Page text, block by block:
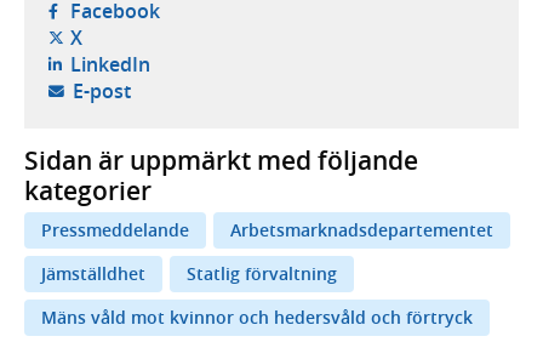
Facebook- öppnas i ny flik, extern webbplats,
X- öppnas i ny flik, extern webbplats,
LinkedIn- öppnas i ny flik, extern webbplats,
E-post- öppnar din e-postklient,
Sidan är uppmärkt med följande
kategorier
Pressmeddelande
Arbetsmarknadsdepartementet
Jämställdhet
Statlig förvaltning
Mäns våld mot kvinnor och hedersvåld och förtryck